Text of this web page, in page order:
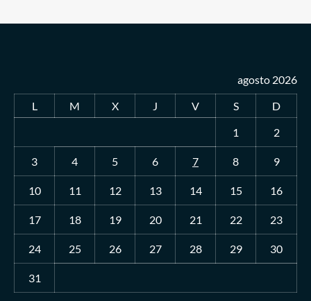
agosto 2026
L
M X J V S
D
1
2
3 4 5 6 7 8 9
10 11 12 13 14 15 16
17 18 19 20 21 22 23
24 25 26 27 28 29 30
31